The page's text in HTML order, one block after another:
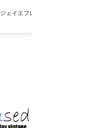
ジェイエフレディメイド